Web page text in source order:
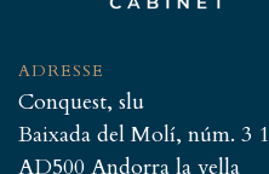
ADRESSE
Conquest, slu
Baixada del Molí, núm. 3
AD500 Andorra la vella